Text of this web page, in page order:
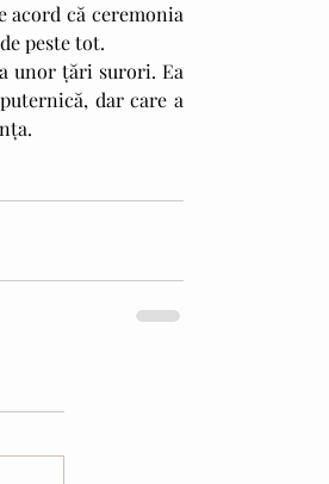
că ceremonia
peste tot.
dar care a